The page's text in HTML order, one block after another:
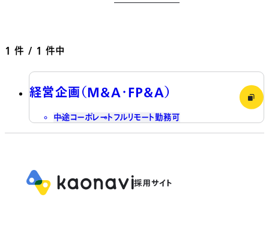
1 件 / 1 件中
経営企画（M&A・FP&A）
中途コーポレート フルリモート勤務可